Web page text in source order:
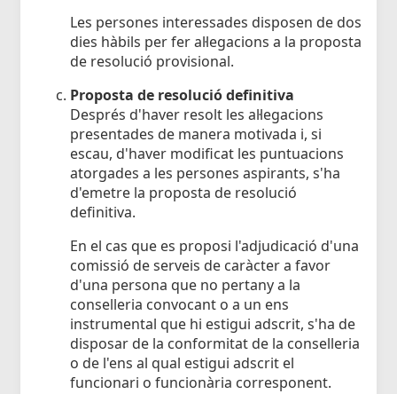
Les persones interessades disposen de dos
dies hàbils per fer al·legacions a la proposta
de resolució provisional.
Proposta de resolució definitiva
Després d'haver resolt les al·legacions
presentades de manera motivada i, si
escau, d'haver modificat les puntuacions
atorgades a les persones aspirants, s'ha
d'emetre la proposta de resolució
definitiva.
En el cas que es proposi l'adjudicació d'una
comissió de serveis de caràcter a favor
d'una persona que no pertany a la
conselleria convocant o a un ens
instrumental que hi estigui adscrit, s'ha de
disposar de la conformitat de la conselleria
o de l'ens al qual estigui adscrit el
funcionari o funcionària corresponent.